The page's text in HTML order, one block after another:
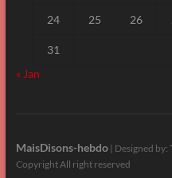
24 25 26
31
« Jan
MaisDisons-hebdo| Designed by:
Copyright All right reserved